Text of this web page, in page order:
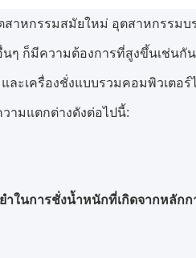
สาหกรรมสมัยใหม่ อุตสาหกรร
นๆ ก็มีความต้องการที่สูงขึ้นเช่น
และเครื่องชั่งแบบรวมคอมพิวเ
ามแตกต่างดังต่อไปนี้:
ำในการชั่งน้ำหนักที่เกิดจากหลัก